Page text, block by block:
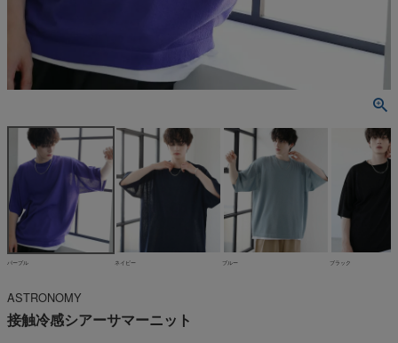
パープル ネイビー ブルー ブラック
ASTRONOMY
接触冷感シアーサマーニット